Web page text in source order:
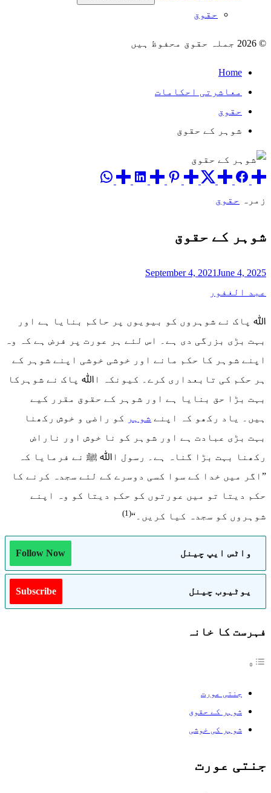
حقوق
© 2026 جملہ حقوق محفوظ ہیں
Home
معاشرتی احکامات
حقوق
شوہر کے حقوق
زمرہ حقوق
شوہر کے حقوق
September 4, 2021June 4, 2025
عبد الغفور
ﷲ پاک نے شوہروں کو بیویوں پر حاکم بنایا ہے اور
بہت بڑی بزرگی دی ہے۔ اس لئے ہر عورت پر فرض ہے کہ وہ
اپنے شوہر کا حکم مانے اور خوشی خوشی اپنے شوہر کے
ہر حکم کی تابعداری کرے۔ کیونکہ اﷲ پاک نے شوہرکا
بہت بڑا حق بنایا ہے اور شوہر کے حقوق مقرر کیے
ہیں۔ یاد رکھو کہ اپنے شوہر
کو راضی و خوش رکھنا
بہت بڑی عبادت ہے اور شوہر کو نا خوش اور ناراض
رکھنا بہت بڑا گناہ ہے۔ رسول اﷲ ﷺ نے فرمایا کہ
”اگر میں خدا کے سوا کسی دوسرے کے لئے سجدہ کرنے کا
حکم دیتا تو میں عورتوں کو حکم دیتا کو وہ اپنے
شوہروں کو سجدہ کیا کریں۔“(1)
واٹس ایپ چینل Follow Now
یوٹیوب چینل Subscribe
فہرست کا خانہ
جنتی عورت
شوہر کے حقوق
شوہر کی خوشی
جنتی عورت